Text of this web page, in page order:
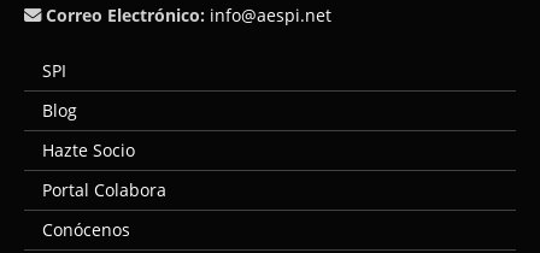
Correo Electrónico: info@aespi.net
SPI
Blog
Hazte Socio
Portal Colabora
Conócenos